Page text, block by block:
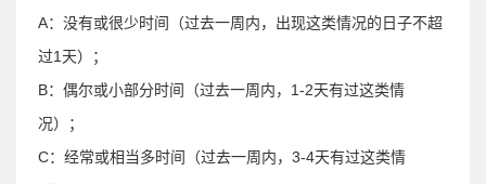
A：没有或很少时间（过去一周内，出现这类情况的日子不超
过1天）；
B：偶尔或小部分时间（过去一周内，1-2天有过这类情
况）；
C：经常或相当多时间（过去一周内，3-4天有过这类情